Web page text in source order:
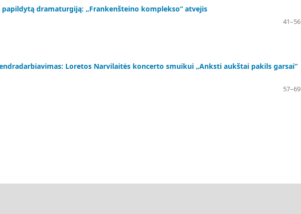
dramaturgiją: „Frankenšteino komplekso“ atvejis
41–56
Loretos Narvilaitės koncerto smuikui „Anksti aukštai pakils garsai“
57–69